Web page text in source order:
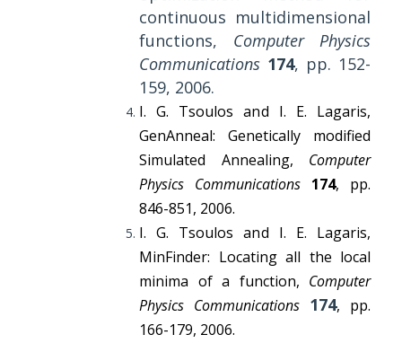
continuous multidimensional
functions, Computer Physics
Communications 174, pp. 152-
159, 2006.
I. G. Tsoulos and I. E. Lagaris,
GenAnneal: Genetically modified
Simulated Annealing, Computer
Physics Communications 174, pp.
846-851, 2006.
I. G. Tsoulos and I. E. Lagaris,
MinFinder: Locating all the local
minima of a function, Computer
Physics Communications 174, pp.
166-179, 2006.